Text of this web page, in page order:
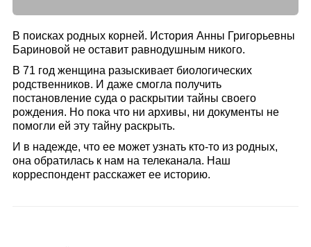
В поисках родных корней. История Анны Григорьевны
Бариновой не оставит равнодушным никого.
В 71 год женщина разыскивает биологических
родственников. И даже смогла получить
постановление суда о раскрытии тайны своего
рождения. Но пока что ни архивы, ни документы не
помогли ей эту тайну раскрыть.
И в надежде, что ее может узнать кто-то из родных,
она обратилась к нам на телеканала. Наш
корреспондент расскажет ее историю.